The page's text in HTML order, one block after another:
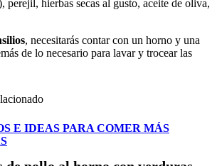
perejil, hierbas secas al gusto, aceite de oliva,
, necesitarás contar con un horno y una
de lo necesario para lavar y trocear las
E IDEAS PARA COMER MÁS